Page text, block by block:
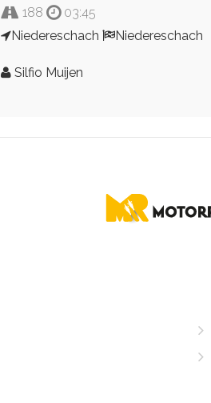
188
03:45
Niedereschach
Niedereschach
Silfio Muijen